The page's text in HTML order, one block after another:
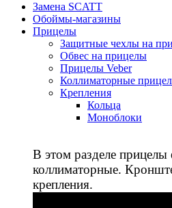
Замена SCATT
Обоймы-магазины
Прицелы
Защитные чехлы на
Обвес на прицелы
Прицелы Veber
Коллиматорные
Крепления
Кольца
Моноблоки
В этом разделе прицелы
коллиматорные.
крепления.